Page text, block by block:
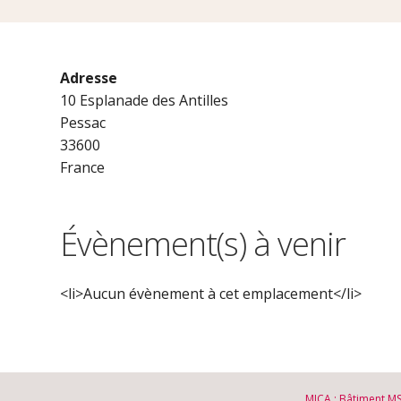
Adresse
10 Esplanade des Antilles
Pessac
33600
France
Évènement(s) à venir
<li>Aucun évènement à cet emplacement</li>